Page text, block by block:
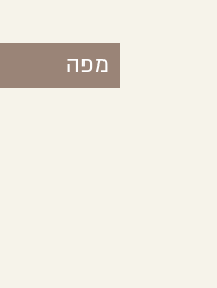
מפה